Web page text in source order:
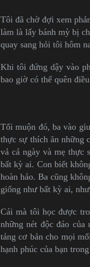
Tôi đã chờ đợi xem
làm là lấy bánh mỳ bị
quay sang hỏi tôi hôm
Khi tôi đứng dậy vào
bao giờ có thể quên
Tối muộn đó, ba vào
thực sự thích ăn những
vả cả ngày và mẹ thực
bất kỳ ai. Con biết
hoàn hảo. Ba cũng
giống như bất kỳ ai,
Cái mà tôi học được
những nét độc đáo
tảng cơ bản cho mọi
hạnh phúc của bạn